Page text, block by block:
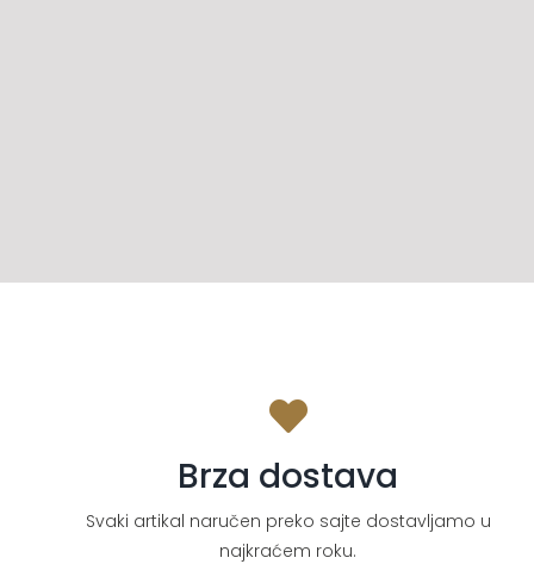
Brza dostava
Svaki artikal naručen preko sajte dostavljamo u
najkraćem roku.